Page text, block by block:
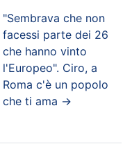
"Sembrava che non
facessi parte dei 26
che hanno vinto
l'Europeo". Ciro, a
Roma c'è un popolo
che ti ama →